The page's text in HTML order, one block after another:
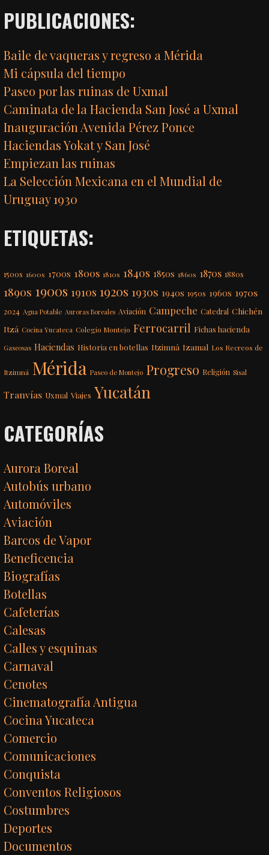
PUBLICACIONES:
Baile de vaqueras y regreso a Mérida
Mi cápsula del tiempo
Paseo por las ruinas de Uxmal
Caminata de la Hacienda San José a Uxmal
Inauguración Avenida Pérez Ponce
Haciendas Yokat y San José
Empiezan las ruinas
La Selección Mexicana en el Mundial de
Uruguay 1930
ETIQUETAS:
1500s 1600s 1700s 1800s 1810s 1840s 1850s 1860s 1870s 1880s
1890s 1900s 1910s 1920s 1930s 1940s 1950s 1960s 1970s
2024 Agua Potable Auroras Boreales Aviación Campeche Catedral Chichén
Itzá Cocina Yucateca Colegio Montejo Ferrocarril Fichas hacienda
Gaseosas Haciendas Historia en botellas Itzimná Izamal Los Recreos de
Itzimná Mérida Paseo de Montejo Progreso Religión Sisal
Tranvías Uxmal Viajes Yucatán
CATEGORÍAS
Aurora Boreal
Autobús urbano
Automóviles
Aviación
Barcos de Vapor
Beneficencia
Biografías
Botellas
Cafeterías
Calesas
Calles y esquinas
Carnaval
Cenotes
Cinematografía Antigua
Cocina Yucateca
Comercio
Comunicaciones
Conquista
Conventos Religiosos
Costumbres
Deportes
Documentos